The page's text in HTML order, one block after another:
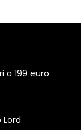
a 199 euro